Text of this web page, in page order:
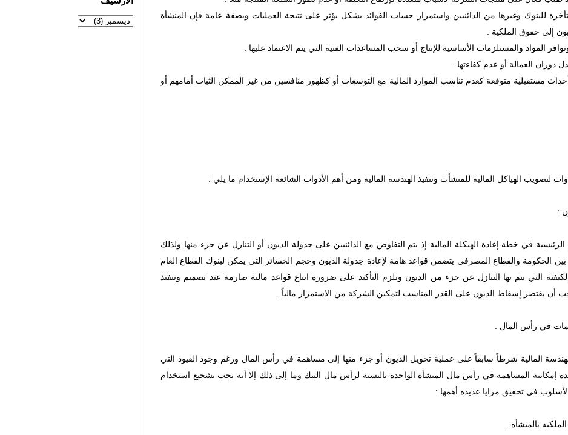
للبنوك وغيرها من الدائنيين واستمرار حساب الفوائد بشكل يؤثر على نتيجة العمليات وبصفة عامة فإن المنشأة
إلى حقوق الملكية .
مستقبلية متوقعة كعدم تناسب الموارد المالية مع التوسعات أو كظهور منافسين من غير الممكن الثبات أمامهم أو
لتصويب الهياكل المالية للمنشأت وتنفيذ الهندسة المالية ومن أهم الأدوات الشائعة الإستخدام ما يلي :
الرئيسية في خطة إعادة الهيكلة المالية إذ يتم التفاوض مع الدائنيين على جدولة الديون أو التنازل عن جزء منها ولذلك
الحكومة والقطاع المصرفي يتضمن قواعد هامة لإعادة جدولة الديون وحجم الخسائر التي يمكن لبنوك القطاع العام
التي يتم بها التنازل عن جزء من الديون ويلزم التأكيد على ضرورة اتباع قواعد مالية صارمة عند تصميم وتنفيذ
أن يقتصر إسقاط الديون على القدر المناسب لتمكين الشركة من الاستمرار مالياً .
المالية شرطاً سابقاً على عملية تحويل الديون أو جزء منها إلى مساهمة في رأس المال ورغم وجود القيود التي
إمكانية المساهمة في رأس مال المنشأة الواحدة بالنسبة لرأس مال البنك وما إلى ذلك إلا أنه يجب تشجيع استخدام
في تحقيق مزايا عديده أهمها :
بالمنشأة .